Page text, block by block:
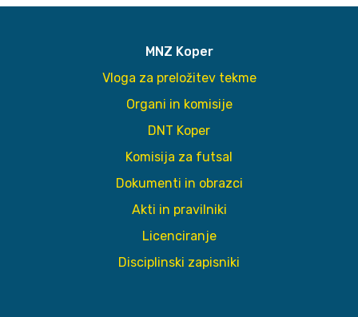
MNZ Koper
Vloga za preložitev tekme
Organi in komisije
DNT Koper
Komisija za futsal
Dokumenti in obrazci
Akti in pravilniki
Licenciranje
Disciplinski zapisniki